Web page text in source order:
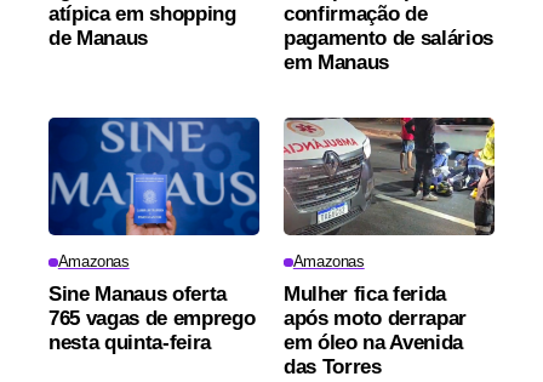
atípica em shopping
de Manaus
confirmação de
pagamento de salários
em Manaus
Amazonas
Sine Manaus oferta
765 vagas de emprego
nesta quinta-feira
Amazonas
Mulher fica ferida
após moto derrapar
em óleo na Avenida
das Torres